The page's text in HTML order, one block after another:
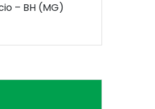
– BH (MG)